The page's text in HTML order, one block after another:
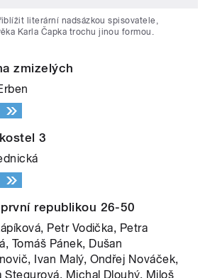
literární nadsázkou spisovatele,
Karla Čapka trochu jinou formou.
zmizelých
3
republikou 26-50
Petr Vodička, Petra
Tomáš Pánek, Dušan
Ivan Malý, Ondřej Nováček,
Stegurová, Michal Dlouhý, Miloš